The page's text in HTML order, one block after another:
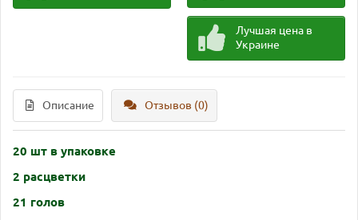
Лучшая цена в
Украине
Описание Отзывов (0)
20 шт в упаковке
2 расцветки
21 голов